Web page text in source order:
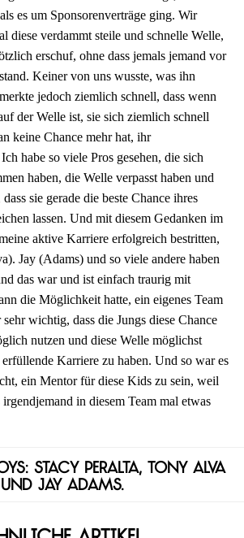
es um Sponsorenverträge ging. Wir
diese verdammt steile und schnelle Welle,
erschuf, ohne dass jemals jemand vor
Keiner von uns wusste, was ihn
jedoch ziemlich schnell, dass wenn
der Welle ist, sie sich ziemlich schnell
keine Chance mehr hat, ihr
habe so viele Pros gesehen, die sich
haben, die Welle verpasst haben und
sie gerade die beste Chance ihres
lassen. Und mit diesem Gedanken im
aktive Karriere erfolgreich bestritten,
Jay (Adams) und so viele andere haben
das war und ist einfach traurig mit
die Möglichkeit hatte, ein eigenes Team
wichtig, dass die Jungs diese Chance
nutzen und diese Welle möglichst
Karriere zu haben. Und so war es
ein Mentor für diese Kids zu sein, weil
in diesem Team mal etwas
Stacy Peralta, Tony Alva
und Jay Adams.